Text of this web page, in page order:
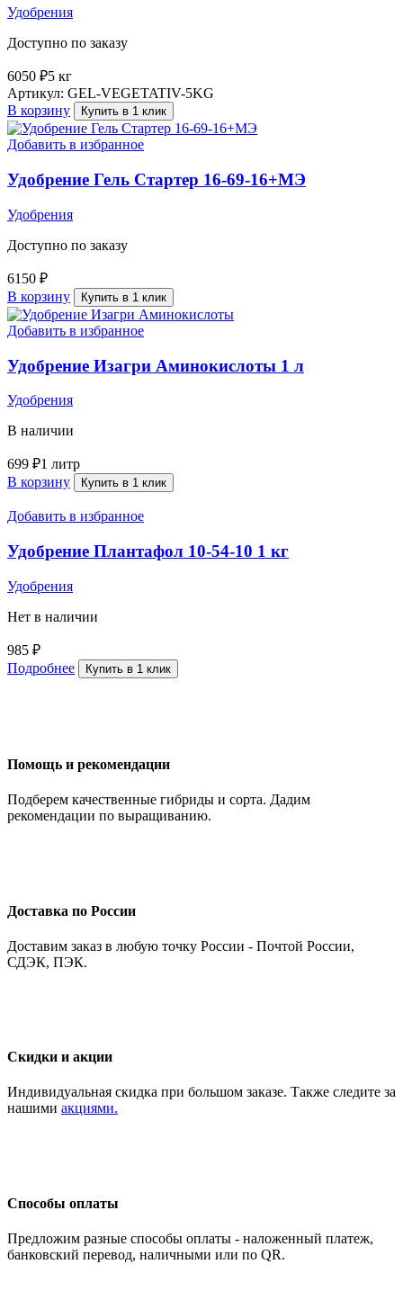
Удобрения
Доступно по заказу
6050 ₽5 кг
Артикул: GEL-VEGETATIV-5KG
В корзину
Купить в 1 клик
Добавить в избранное
Удобрение Гель Стартер 16-69-16+МЭ
Удобрения
Доступно по заказу
6150 ₽
В корзину
Купить в 1 клик
Добавить в избранное
Удобрение Изагри Аминокислоты 1 л
Удобрения
В наличии
699 ₽1 литр
В корзину
Купить в 1 клик
Добавить в избранное
Удобрение Плантафол 10-54-10 1 кг
Удобрения
Нет в наличии
985 ₽
Подробнее
Купить в 1 клик
Помощь и рекомендации
Подберем качественные гибриды и сорта. Дадим
рекомендации по выращиванию.
Доставка по России
Доставим заказ в любую точку России - Почтой России,
СДЭК, ПЭК.
Скидки и акции
Индивидуальная скидка при большом заказе. Также следите за
нашими акциями.
Способы оплаты
Предложим разные способы оплаты - наложенный платеж,
банковский перевод, наличными или по QR.